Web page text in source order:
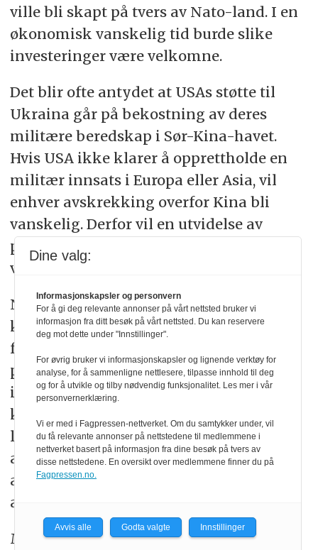
ville bli skapt på tvers av Nato-land. I en
økonomisk vanskelig tid burde slike
investeringer være velkomne.
Det blir ofte antydet at USAs støtte til
Ukraina går på bekostning av deres
militære beredskap i Sør-Kina-havet.
Hvis USA ikke klarer å opprettholde en
militær innsats i Europa eller Asia, vil
enhver avskrekking overfor Kina bli
vanskelig. Derfor vil en utvidelse av
produksjon for å møte Ukrainas behov
være helt avgjørende.
Nato-traktaten forplikter USA til å
komme sine europeiske allierte til
forsvar, men den europeiske
produksjonen av forsvarsmateriell er
ikke på høyde med et Russland på
krigsfot. Etter hvert må amerikanske
ledere presse Europa til å bli mindre
avhengige av USA, slik at det
amerikanske militæret kan prioritere
avskrekking i Sør-Kina-havet.
Men det må være en kontrollert
Dine valg:
Informasjonskapsler og personvern
For å gi deg relevante annonser på vårt nettsted bruker vi
informasjon fra ditt besøk på vårt nettsted. Du kan reservere
deg mot dette under "Innstillinger".
For øvrig bruker vi informasjonskapsler og lignende verktøy for
analyse, for å sammenligne nettlesere, tilpasse innhold til deg
og for å utvikle og tilby nødvendig funksjonalitet. Les mer i vår
personvernerklæring.
Vi er med i Fagpressen-nettverket. Om du samtykker under, vil
du få relevante annonser på nettstedene til medlemmene i
nettverket basert på informasjon fra dine besøk på tvers av
disse nettstedene. En oversikt over medlemmene finner du på
Fagpressen.no.
Avvis alle Godta valgte Innstillinger